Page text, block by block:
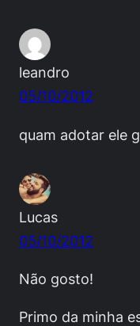
leandro
05/10/2012
quam adotar ele
Lucas
05/10/2012
Não gosto!
Primo da minha